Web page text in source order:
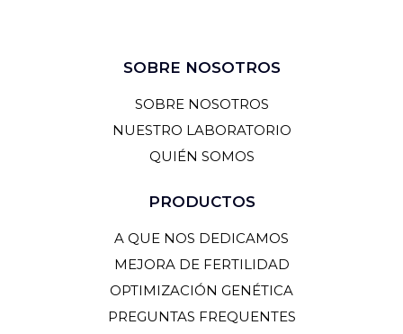
SOBRE NOSOTROS
SOBRE NOSOTROS
NUESTRO LABORATORIO
QUIÉN SOMOS
PRODUCTOS
A QUE NOS DEDICAMOS
MEJORA DE FERTILIDAD
OPTIMIZACIÓN GENÉTICA
PREGUNTAS FREQUENTES